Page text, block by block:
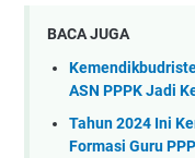
BACA JUGA
ASN PPPK Jadi
Tahun 2024 Ini
Formasi Guru